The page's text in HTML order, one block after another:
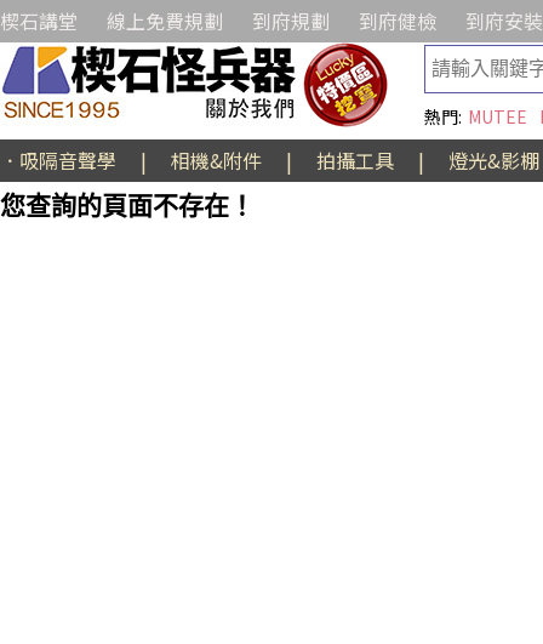
楔石講堂 線上免費規劃 到府規劃 到府健檢 到府安裝
熱門: MUTEE
．吸隔音聲學 | 相機&附件 | 拍攝工具 |
燈光&影棚
您查詢的頁面不存在！